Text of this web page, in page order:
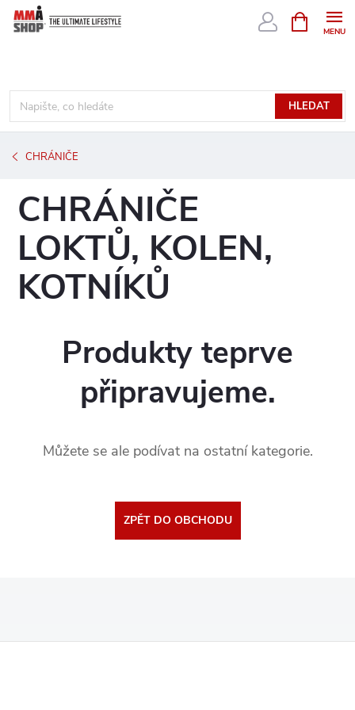
Přejít
HLEDAT
NÁKUPNÍ
KOŠÍK
CHRÁNIČE
CHRÁNIČE
LOKTŮ, KOLEN,
KOTNÍKŮ
Produkty teprve
připravujeme.
Můžete se ale podívat na ostatní kategorie.
ZPĚT DO OBCHODU